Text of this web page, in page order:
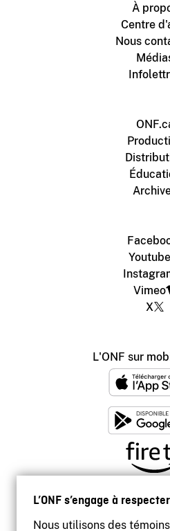
L’ONF s’engage à
Nous utilisons des
À
Centre
Nous
Youtube
Vimeo
X
L'ONF sur